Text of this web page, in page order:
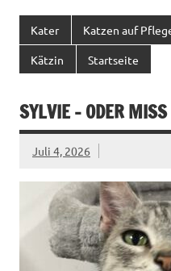
Kater Katzen auf
Kätzin Startseite
SYLVIE – ODER
Juli 4, 2026